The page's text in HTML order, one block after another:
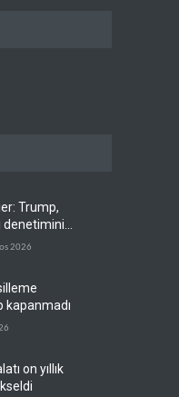
Trump,
denetimini
Umman'a
2026
kapanmadı
on yıllık